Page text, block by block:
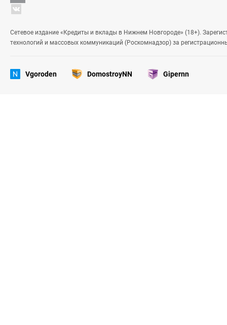
Сетевое издание «Кредиты и вклады в Нижнем Новгороде» (18+).
технологий и массовых коммуникаций (Роскомнадзор) за
Vgoroden DomostroyNN Gipernn